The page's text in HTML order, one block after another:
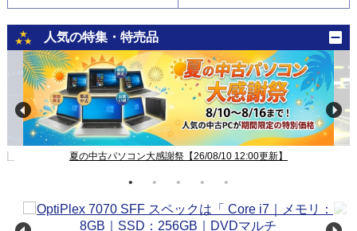
人気の特集・特売品
夏の中古パソコン大感謝祭【26/08/10 12:00更新】